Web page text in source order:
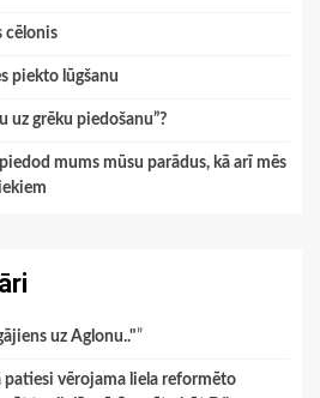
cēlonis
piekto lūgšanu
uz grēku piedošanu”?
piedod mums mūsu parādus, kā arī mēs
uz Aglonu.."”
patiesi vērojama liela reformēto